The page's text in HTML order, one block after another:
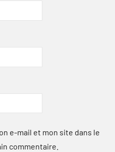
e-mail et mon site dans le
commentaire.